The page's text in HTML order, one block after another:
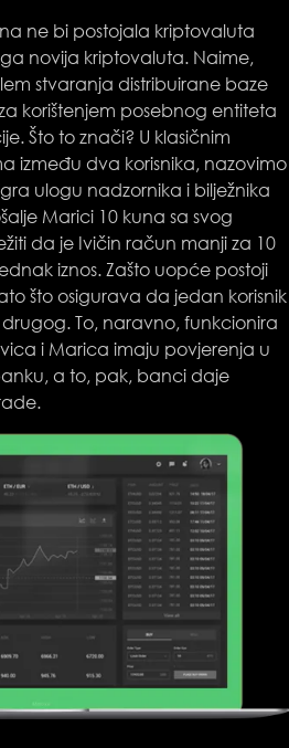
ne bi postojala kriptovaluta
novija kriptovaluta. Naime,
stvaranja distribuirane baze
korištenjem posebnog entiteta
Što to znači? U klasičnim
između dva korisnika, nazovimo
ulogu nadzornika i bilježnika
Marici 10 kuna sa svog
da je Ivičin račun manji za 10
iznos. Zašto uopće postoji
što osigurava da jedan korisnik
To, naravno, funkcionira
i Marica imaju povjerenja u
a to, pak, banci daje